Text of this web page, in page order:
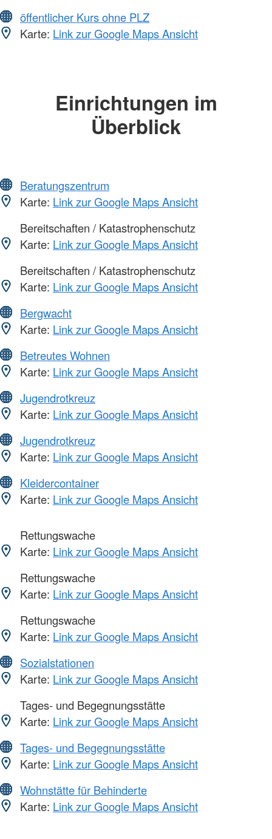
öffentlicher Kurs ohne PLZ
Karte: Link zur Google Maps Ansicht
Einrichtungen im
Überblick
Beratungszentrum
Karte: Link zur Google Maps Ansicht
Bereitschaften / Katastrophenschutz
Karte: Link zur Google Maps Ansicht
Bereitschaften / Katastrophenschutz
Karte: Link zur Google Maps Ansicht
Bergwacht
Karte: Link zur Google Maps Ansicht
Betreutes Wohnen
Karte: Link zur Google Maps Ansicht
Jugendrotkreuz
Karte: Link zur Google Maps Ansicht
Jugendrotkreuz
Karte: Link zur Google Maps Ansicht
Kleidercontainer
Karte: Link zur Google Maps Ansicht
Rettungswache
Karte: Link zur Google Maps Ansicht
Rettungswache
Karte: Link zur Google Maps Ansicht
Rettungswache
Karte: Link zur Google Maps Ansicht
Sozialstationen
Karte: Link zur Google Maps Ansicht
Tages- und Begegnungsstätte
Karte: Link zur Google Maps Ansicht
Tages- und Begegnungsstätte
Karte: Link zur Google Maps Ansicht
Wohnstätte für Behinderte
Karte: Link zur Google Maps Ansicht